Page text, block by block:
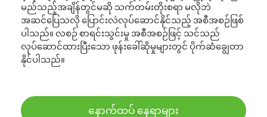
မည်သည့်အချိန်တွင်မဆို သက်တမ်းတိုးစရာ မလိုဘဲ
အဆင်ပြေသလို ပြောင်းလဲလုပ်ဆောင်နိုင်သည့် အစီအစဉ်ဖြစ်
ပါသည်။ လစဉ် စာရင်းသွင်းမှု အစီအစဉ်ဖြင့် သင်သည်
လုပ်ဆောင်ထားပြီးသော ဖုန်းခေါ်ဆိုမှုများတွင် ပိုက်ဆံချွေတာ
နိုင်ပါသည်။
နောက်ထပ် နေရာများ